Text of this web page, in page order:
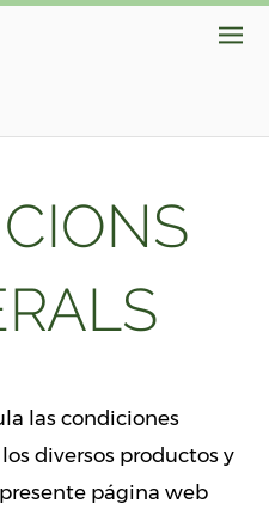
las condiciones
diversos productos y
página web